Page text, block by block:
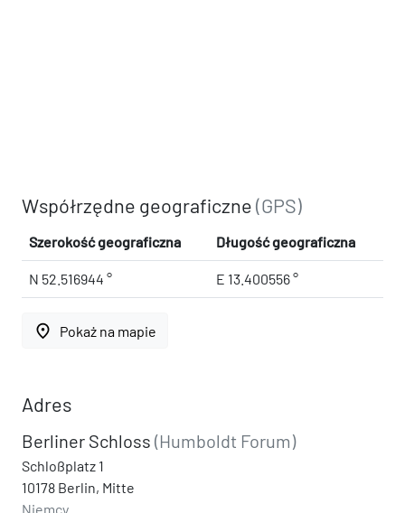
Współrzędne geograficzne(GPS)
Szerokość geograficzna Długość geograficzna
N 52.516944 ° E 13.400556 °
place Pokaż na mapie
Adres
Berliner Schloss (Humboldt Forum)
Schloßplatz 1
10178 Berlin, Mitte
Niemcy